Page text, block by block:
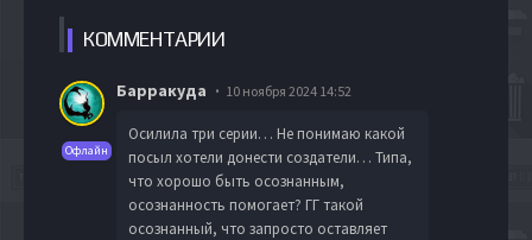
КОММЕНТАРИИ
Офлайн
Барракуда 10 ноября 2024 14:52
Осилила три серии… Не понимаю какой
посыл хотели донести создатели… Типа,
что хорошо быть осознанным,
осознанность помогает? ГГ такой
осознанный, что запросто оставляет